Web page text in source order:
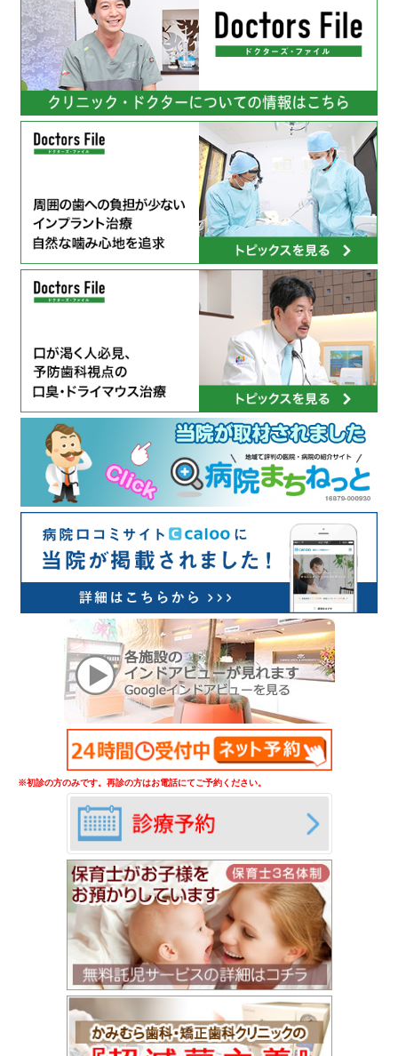
※初診の方のみです。再診の方はお電話にてご予約ください。